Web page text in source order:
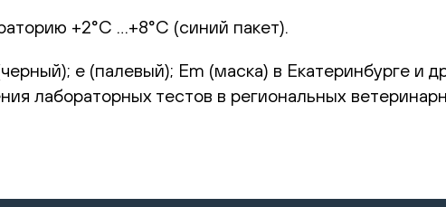
+2°С …+8°С (синий пакет).
e (палевый); Em (маска) в Екатеринбурге и
лабораторных тестов в региональных